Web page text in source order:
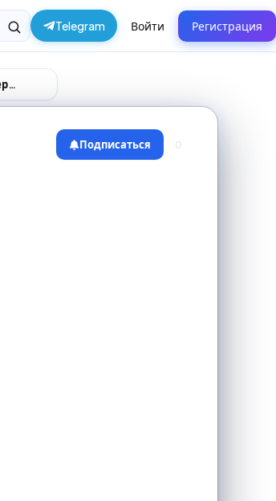
Telegram Войти Регистрация
Поставщики и производители в городе Екатеринбург
Подписаться 0